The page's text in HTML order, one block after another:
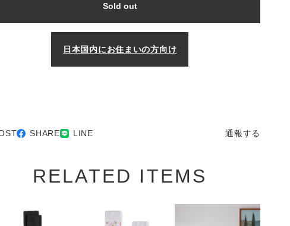
Sold out
日本国内にお住まいの方向け
SHARE LINE 通報する
RELATED ITEMS